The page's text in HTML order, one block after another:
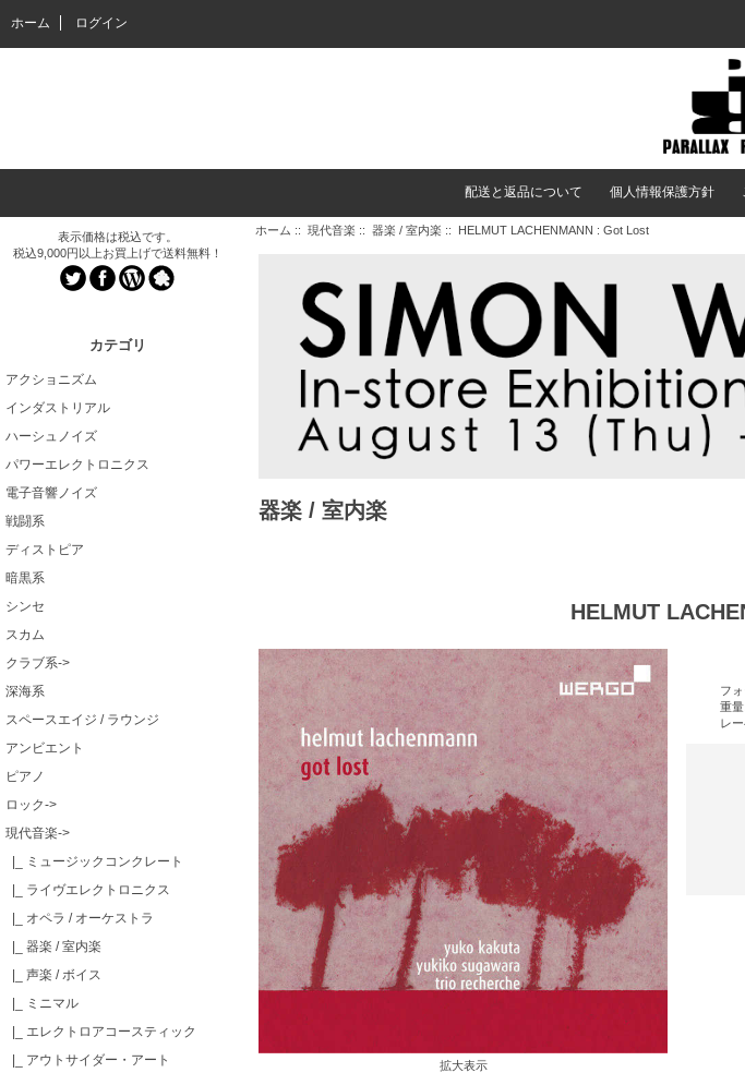
ホーム ログイン
配送と返品について 個人情報保護方針
表示価格は税込です。
税込9,000円以上お買上げで送料無料！
カテゴリ
アクショニズム
インダストリアル
ハーシュノイズ
パワーエレクトロニクス
電子音響ノイズ
戦闘系
ディストピア
暗黒系
シンセ
スカム
クラブ系->
深海系
スペースエイジ / ラウンジ
アンビエント
ピアノ
ロック->
現代音楽->
|_ ミュージックコンクレート
|_ ライヴエレクトロニクス
|_ オペラ / オーケストラ
|_ 器楽 / 室内楽
|_ 声楽 / ボイス
|_ ミニマル
|_ エレクトロアコースティック
|_ アウトサイダー・アート
ホーム :: 現代音楽 :: 器楽 / 室内楽 :: HELMUT LACHENMANN : Got Lost
器楽 / 室内楽
HELMUT
拡大表示
フ
重
レ